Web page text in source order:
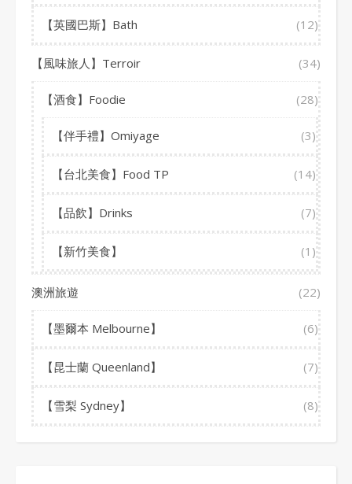
【英國巴斯】Bath (12)
【風味旅人】Terroir (34)
【酒食】Foodie (28)
【伴手禮】Omiyage (3)
【台北美食】Food TP (14)
【品飲】Drinks (7)
【新竹美食】 (1)
澳洲旅遊 (22)
【墨爾本 Melbourne】 (6)
【昆士蘭 Queenland】 (7)
【雪梨 Sydney】 (8)